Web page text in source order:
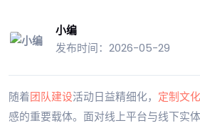
小编
发布时间：2026-05-29
随着团队建设活动日益精细化， 定制文
感的重要载体。面对线上平台与线下实